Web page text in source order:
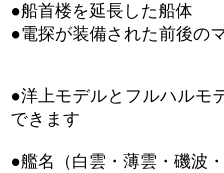
●船首楼を延長した船体
●電探が装備された前後の
●洋上モデルとフルハルモ
できます
●艦名（白雲・薄雲・磯波